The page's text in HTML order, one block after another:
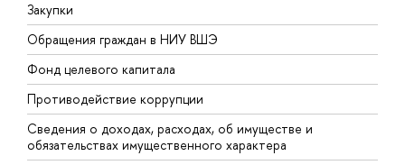
Закупки
Обращения граждан в НИУ ВШЭ
Фонд целевого капитала
Противодействие коррупции
Сведения о доходах, расходах, об имуществе и
обязательствах имущественного характера